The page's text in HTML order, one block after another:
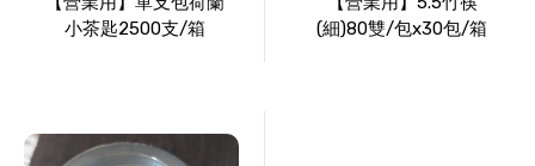
小茶匙2500支/箱
(細)80雙/包x30包/箱